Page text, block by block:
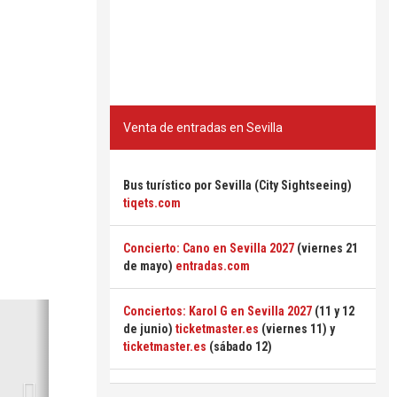
Venta de entradas en Sevilla
Bus turístico por Sevilla (City Sightseeing)
tiqets.com
Concierto: Cano en Sevilla 2027 (viernes 21
de mayo) entradas.com
Conciertos: Karol G en Sevilla 2027 (11 y 12
de junio) ticketmaster.es (viernes 11) y
ticketmaster.es (sábado 12)